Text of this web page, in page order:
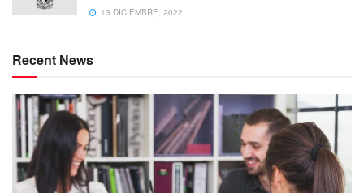
13 DICIEMBRE, 2022
Recent News